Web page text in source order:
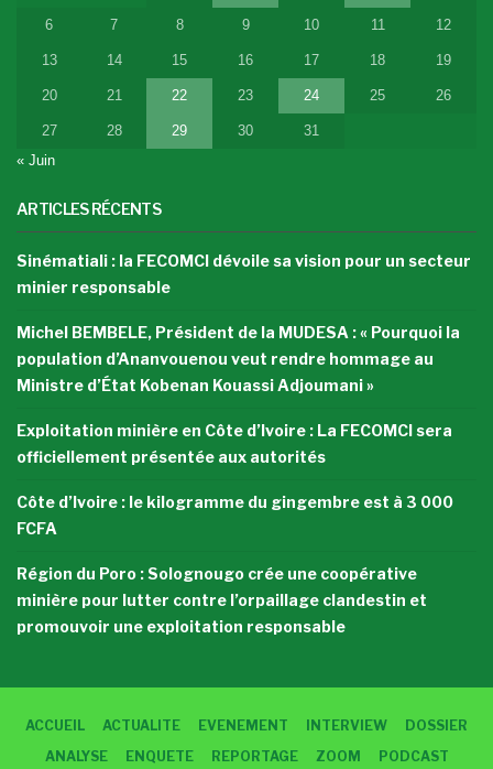
6 7 8 9 10 11 12
13 14 15 16 17 18 19
20 21 22 23 24 25 26
27 28 29 30
31
« Juin
ARTICLES RÉCENTS
Sinématiali : la FECOMCI dévoile sa vision pour un secteur
minier responsable
Michel BEMBELE, Président de la MUDESA : « Pourquoi la
population d’Ananvouenou veut rendre hommage au
Ministre d’État Kobenan Kouassi Adjoumani »
Exploitation minière en Côte d’Ivoire : La FECOMCI sera
officiellement présentée aux autorités
Côte d’Ivoire : le kilogramme du gingembre est à 3 000
FCFA
Région du Poro : Solognougo crée une coopérative
minière pour lutter contre l’orpaillage clandestin et
promouvoir une exploitation responsable
ACCUEIL ACTUALITE EVENEMENT INTERVIEW
DOSSIER
ANALYSE
ENQUETE REPORTAGE ZOOM PODCAST